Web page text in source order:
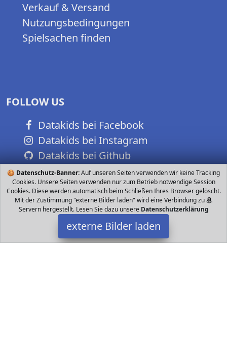
🍪 Datenschutz-Banner:Auf unseren Seiten verwenden wir keine Tracking
Cookies. Unsere Seiten verwenden nur zum Betrieb notwendige Session
Cookies. Diese werden automatisch beim Schließen Ihres Browser gelöscht.
Mit der Zustimmung "externe Bilder laden" wird eine Verbindung zu
Servern hergestellt. Lesen Sie dazu unsere Datenschutzerklärung
externe Bilder laden
Verkauf & Versand
Nutzungsbedingungen
Spielsachen finden
FOLLOW US
Datakids bei Facebook
Datakids bei Instagram
Datakids bei Github